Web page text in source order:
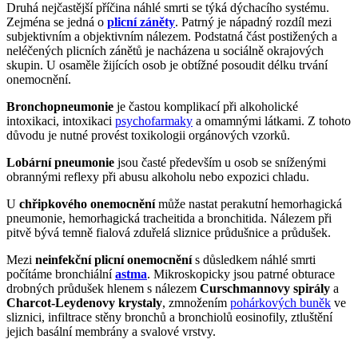
Druhá nejčastější příčina náhlé smrti se týká dýchacího systému.
Zejména se jedná o plicní záněty. Patrný je nápadný rozdíl mezi
subjektivním a objektivním nálezem. Podstatná část postižených a
neléčených plicních zánětů je nacházena u sociálně okrajových
skupin. U osaměle žijících osob je obtížné posoudit délku trvání
onemocnění.
Bronchopneumonie je častou komplikací při alkoholické
intoxikaci, intoxikaci psychofarmaky a omamnými látkami. Z tohoto
důvodu je nutné provést toxikologii orgánových vzorků.
Lobární pneumonie jsou časté především u osob se sníženými
obrannými reflexy při abusu alkoholu nebo expozici chladu.
U chřipkového onemocněnímůže nastat perakutní hemorhagická
pneumonie, hemorhagická tracheitida a bronchitida. Nálezem při
pitvě bývá temně fialová zduřelá sliznice průdušnice a průdušek.
Mezi neinfekční plicní onemocněnís důsledkem náhlé smrti
počítáme bronchiálníastma. Mikroskopicky jsou patrné obturace
drobných průdušek hlenem s nálezem Curschmannovy spirály a
Charcot-Leydenovy krystaly, zmnožením pohárkových buněk ve
sliznici, infiltrace stěny bronchů a bronchiolů eosinofily, ztluštění
jejich basální membrány a svalové vrstvy.